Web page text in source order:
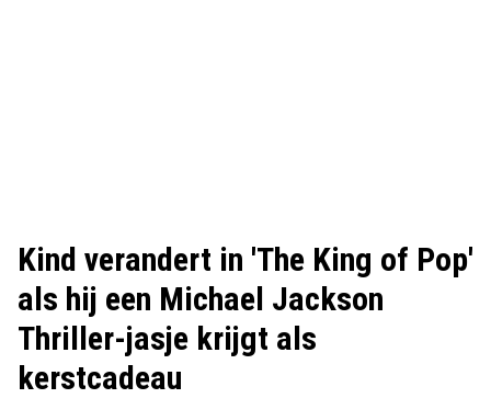
Kind verandert in 'The King of Pop'
als hij een Michael Jackson
Thriller-jasje krijgt als
kerstcadeau